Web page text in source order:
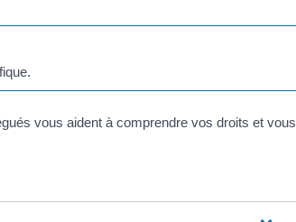
vous aident à comprendre vos droits et vous